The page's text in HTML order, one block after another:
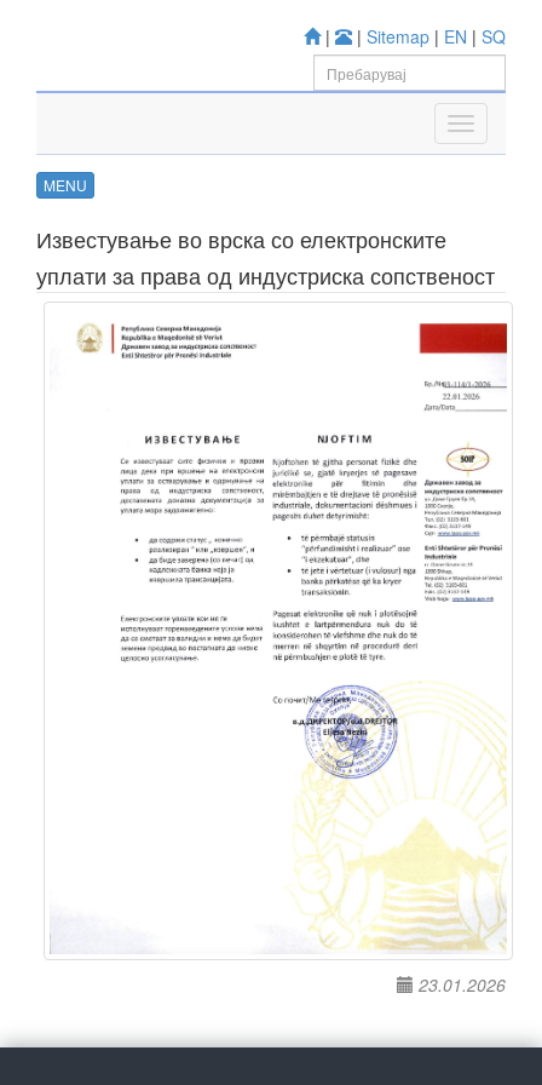
| | Sitemap | EN | SQ
MENU
Известување во врска со електронските
уплати за права од индустриска сопственост
23.01.2026